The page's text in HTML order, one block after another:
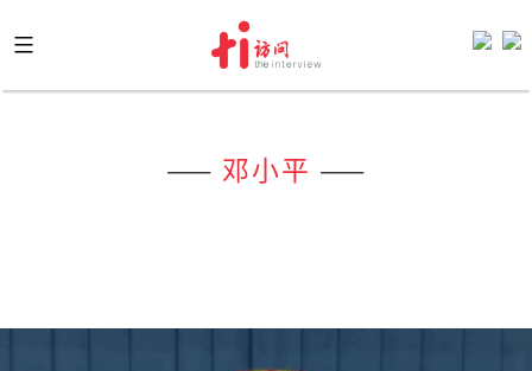
to
content
—— 邓小平 ——